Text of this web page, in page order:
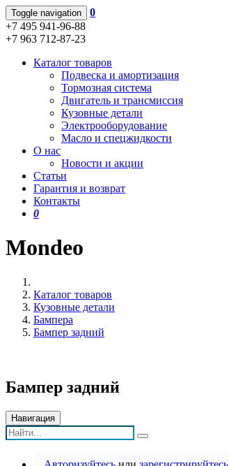
Toggle navigation
0
+7 495 941-96-88
+7 963 712-87-23
Каталог товаров
Подвеска и амортизация
Тормозная система
Двигатель и трансмиссия
Кузовные детали
Электрооборудование
Масло и спецжидкости
О нас
Новости и акции
Статьи
Гарантия и возврат
Контакты
0
Mondeo
Каталог товаров
Кузовные детали
Бампера
Бампер задний
Бампер задний
Навигация